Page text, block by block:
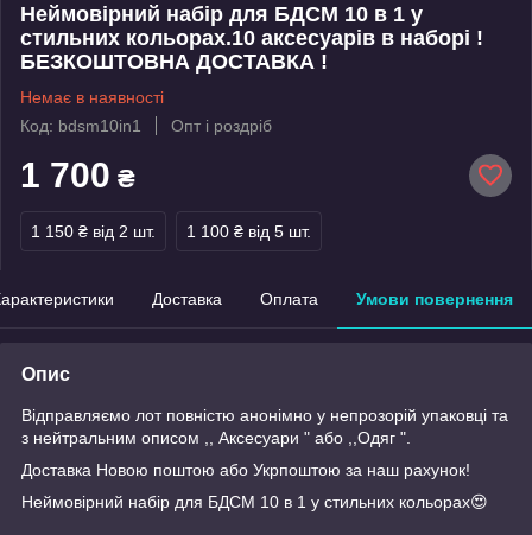
Неймовірний набір для БДСМ 10 в 1 у
стильних кольорах.10 аксесуарів в наборі !
БЕЗКОШТОВНА ДОСТАВКА !
Немає в наявності
Код: bdsm10in1
Опт і роздріб
1 700 ₴
1 150 ₴ від 2 шт. 1 100 ₴ від 5 шт.
Доставка Оплата Умови повернення
Опис
Відправляємо лот повністю анонімно у непрозорій упаковці та
з нейтральним описом ,, Аксесуари " або ,,Одяг ".
Доставка Новою поштою або Укрпоштою за наш рахунок!
Неймовірний набір для БДСМ 10 в 1 у стильних кольорах😍